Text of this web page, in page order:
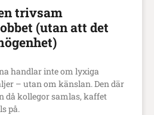
trivsam
(utan att det
handlar inte om lyxiga
– utan om känslan. Den där
då kollegor samlas, kaffet
på.